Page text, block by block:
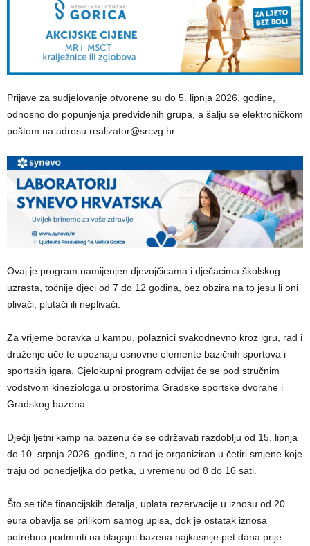
Prijave za sudjelovanje otvorene su do 5. lipnja 2026. godine,
odnosno do popunjenja predviđenih grupa, a šalju se elektroničkom
poštom na adresu realizator@srcvg.hr.
​Ovaj je program namijenjen djevojčicama i dječacima školskog
uzrasta, točnije djeci od 7 do 12 godina, bez obzira na to jesu li oni
plivači, plutači ili neplivači.
Za vrijeme boravka u kampu, polaznici svakodnevno kroz igru, rad i
druženje uče te upoznaju osnovne elemente bazičnih sportova i
sportskih igara. Cjelokupni program odvijat će se pod stručnim
vodstvom kineziologa u prostorima Gradske sportske dvorane i
Gradskog bazena.
​Dječji ljetni kamp na bazenu će se održavati razdoblju od 15. lipnja
do 10. srpnja 2026. godine, a rad je organiziran u četiri smjene koje
traju od ponedjeljka do petka, u vremenu od 8 do 16 sati.
Što se tiče financijskih detalja, uplata rezervacije u iznosu od 20
eura obavlja se prilikom samog upisa, dok je ostatak iznosa
potrebno podmiriti na blagajni bazena najkasnije pet dana prije